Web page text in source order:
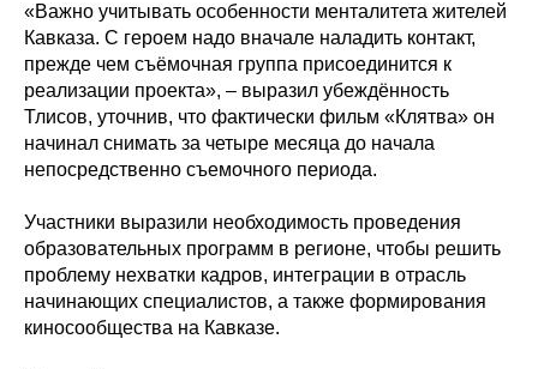
«Важно учитывать особенности менталитета жителей
Кавказа. С героем надо вначале наладить контакт,
прежде чем съёмочная группа присоединится к
реализации проекта», – выразил убеждённость
Тлисов, уточнив, что фактически фильм «Клятва» он
начинал снимать за четыре месяца до начала
непосредственно съемочного периода.
Участники выразили необходимость проведения
образовательных программ в регионе, чтобы решить
проблему нехватки кадров, интеграции в отрасль
начинающих специалистов, а также формирования
киносообщества на Кавказе.